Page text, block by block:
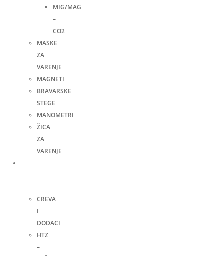
MIG/MAG
–
CO2
MASKE
ZA
VARENJE
MAGNETI
BRAVARSKE
STEGE
MANOMETRI
ŽICA
ZA
VARENJE
CREVA
I
DODACI
HTZ
–